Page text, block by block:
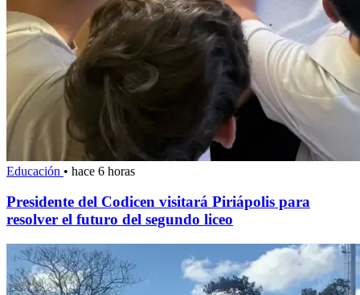
Educación • hace 6 horas
Presidente del Codicen visitará Piriápolis para
resolver el futuro del segundo liceo